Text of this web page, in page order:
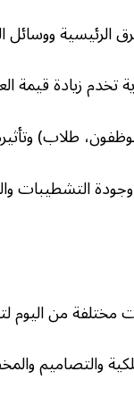
الرئيسية ووسائل
زيادة قيمة
طلاب)
التشطيبات
مختلفة من اليوم
والتصاميم